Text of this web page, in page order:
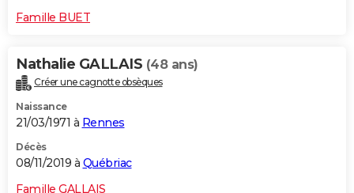
Famille BUET
Nathalie GALLAIS (48 ans)
Créer une cagnotte obsèques
Naissance
21/03/1971 à Rennes
Décès
08/11/2019 à Québriac
Famille GALLAIS